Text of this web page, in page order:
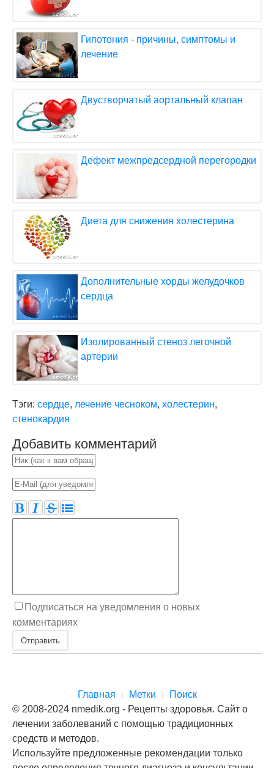
Гипотония - причины, симптомы и
лечение
Двустворчатый аортальный клапан
Дефект межпредсердной перегородки
Диета для снижения холестерина
Дополнительные хорды желудочков
сердца
Изолированный стеноз легочной
артерии
Тэги: сердце, лечение чесноком, холестерин,
стенокардия
Добавить комментарий
Подписаться на уведомления о новых
комментариях
Отправить
Главная Метки
Поиск
© 2008-2024 nmedik.org - Рецепты здоровья. Сайт о
лечении заболеваний с помощью традиционных
средств и методов.
Используйте предложенные рекомендации только